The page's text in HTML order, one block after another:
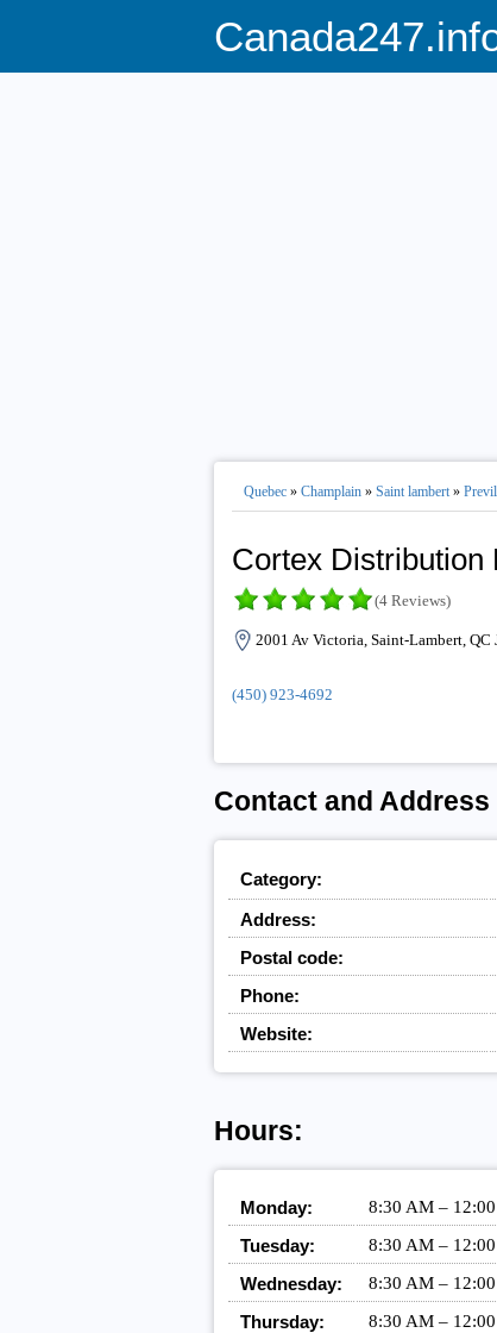
Quebec» Champlain» Saint lambert»
Cortex Distribution
(4 Reviews)
2001 Av Victoria, Saint-Lambert, QC
(450) 923-4692
Contact and Address
Category:
Address:
Postal code:
Phone:
Website:
Hours:
Monday: 8:30 AM –
Tuesday: 8:30 AM –
Wednesday: 8:30 AM –
Thursday: 8:30 AM –